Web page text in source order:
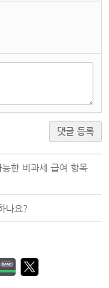
댓글 등록
한 비과세 급여 항목
나요?